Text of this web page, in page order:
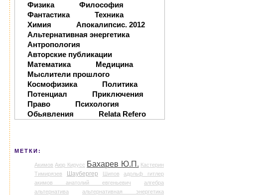
Физика
Философия
Фантастика
Техника
Химия
Апокалипсис. 2012
Альтернативная энергетика
Антропология
Авторские публикации
Математика
Медицина
Мыслители прошлого
Космофизика
Политика
Потенциал
Приключения
Право
Психология
Обьявления
Relata Refero
МЕТКИ:
Акимов Аюр Кирусс Бахарев Ю.П. Кастерин
Тимирязев
Шаубергер Шипов
адольф гитлер
акимов анатолий евгеньевич
алгебра
альтернатива
альтернативная энергетика